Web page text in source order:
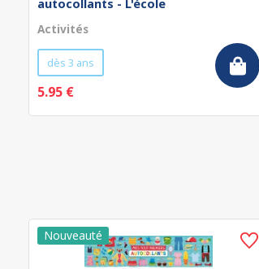
autocollants - L'école
Activités
dès 3 ans
5.95 €